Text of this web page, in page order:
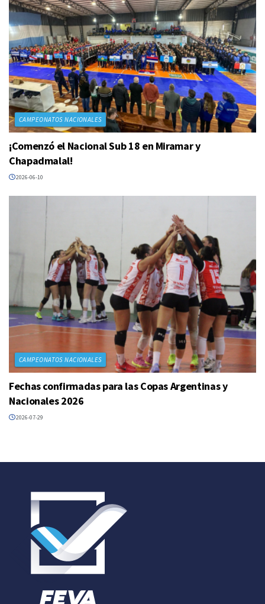
CAMPEONATOS NACIONALES
¡Comenzó el Nacional Sub 18 en Miramar y
Chapadmalal!
2026-06-10
CAMPEONATOS NACIONALES
Fechas confirmadas para las Copas Argentinas y
Nacionales 2026
2026-07-29